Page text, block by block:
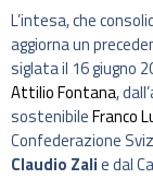
L’intesa, che
aggiorna un
siglata il 16 giugno
Attilio Fontana,
sostenibileFranco
Confederazione
Claudio Zalie dal